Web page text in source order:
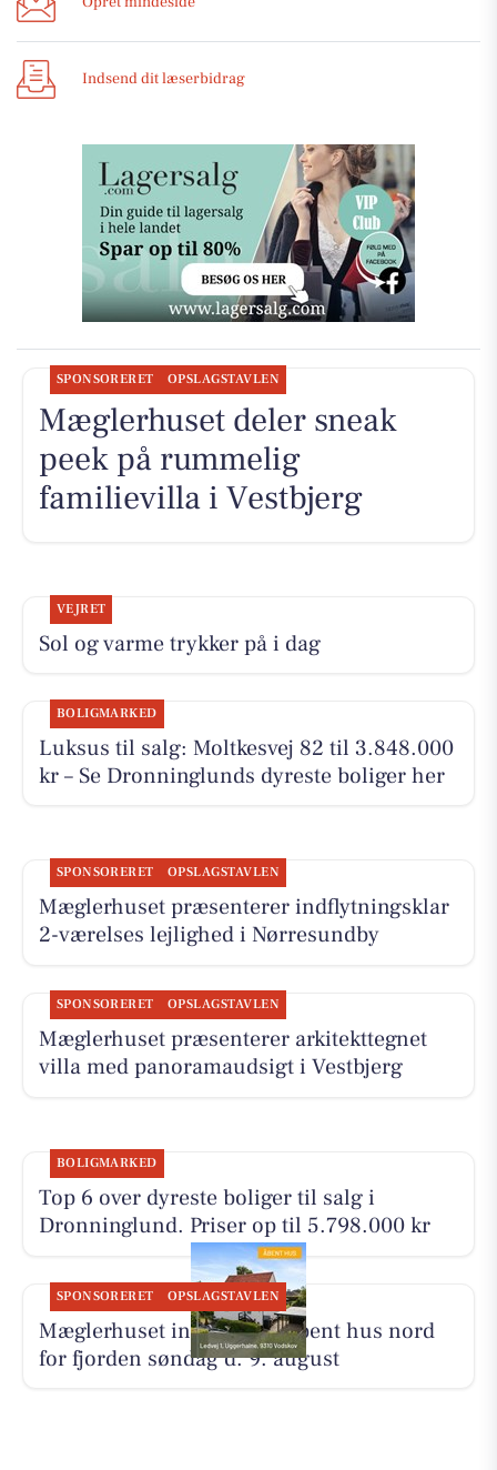
Indsend dit læserbidrag
SPONSORERET OPSLAGSTAVLEN
Mæglerhuset deler sneak
peek på rummelig
familievilla i Vestbjerg
VEJRET
Sol og varme trykker på i dag
BOLIGMARKED
Luksus til salg: Moltkesvej 82 til 3.848.000
kr – Se Dronninglunds dyreste boliger her
SPONSORERET OPSLAGSTAVLEN
Mæglerhuset præsenterer indflytningsklar
2-værelses lejlighed i Nørresundby
SPONSORERET OPSLAGSTAVLEN
Mæglerhuset præsenterer arkitekttegnet
villa med panoramaudsigt i Vestbjerg
BOLIGMARKED
Top 6 over dyreste boliger til salg i
Dronninglund. Priser op til 5.798.000 kr
SPONSORERET OPSLAGSTAVLEN
Mæglerhuset inviterer til åbent hus nord
for fjorden søndag d. 9. august